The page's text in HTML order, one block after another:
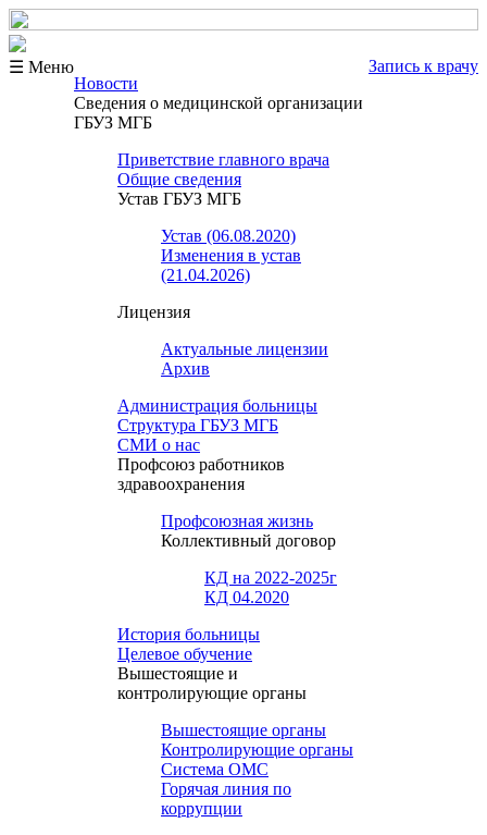
☰ Меню
Запись к врачу
Новости
Сведения о медицинской организации
ГБУЗ МГБ
Приветствие главного врача
Общие сведения
Устав ГБУЗ МГБ
Устав (06.08.2020)
Изменения в устав
(21.04.2026)
Лицензия
Актуальные лицензии
Архив
Администрация больницы
Структура ГБУЗ МГБ
СМИ о нас
Профсоюз работников
здравоохранения
Профсоюзная жизнь
Коллективный договор
КД на 2022-2025г
КД 04.2020
История больницы
Целевое обучение
Вышестоящие и
контролирующие органы
Вышестоящие органы
Контролирующие органы
Система ОМС
Горячая линия по
коррупции